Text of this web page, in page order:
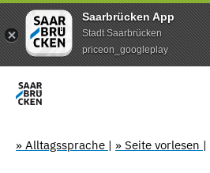
Saarbrücken App
Stadt Saarbrücken
priceon_googleplay
» Alltagssprache | » Seite vorlesen |